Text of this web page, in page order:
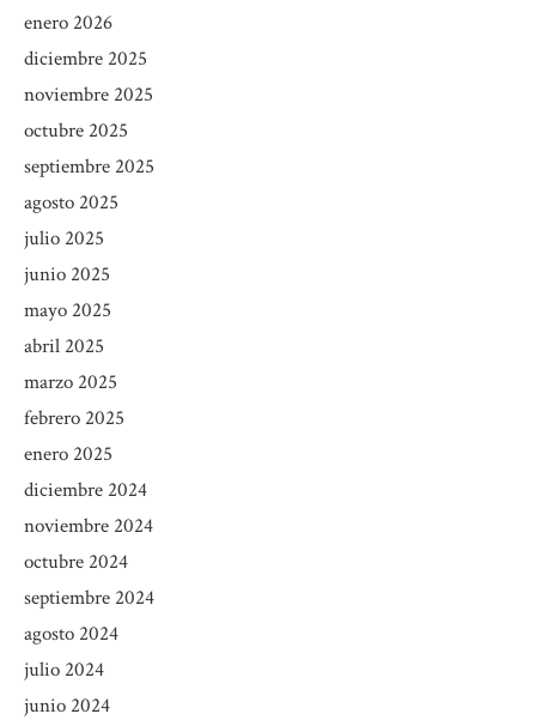
enero 2026
diciembre 2025
noviembre 2025
octubre 2025
septiembre 2025
agosto 2025
julio 2025
junio 2025
mayo 2025
abril 2025
marzo 2025
febrero 2025
enero 2025
diciembre 2024
noviembre 2024
octubre 2024
septiembre 2024
agosto 2024
julio 2024
junio 2024